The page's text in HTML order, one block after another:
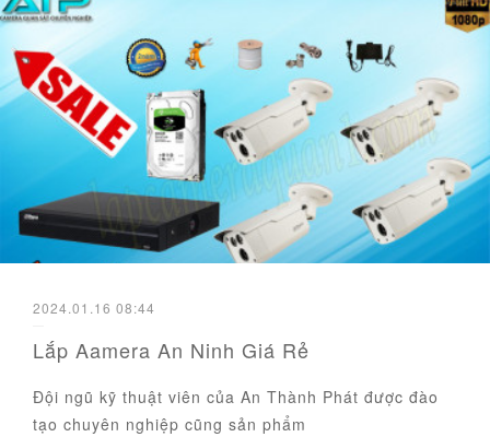
2024.01.16 08:44
Lắp Aamera An Ninh Giá Rẻ
Đội ngũ kỹ thuật viên của An Thành Phát được đào
tạo chuyên nghiệp cũng sản phẩm